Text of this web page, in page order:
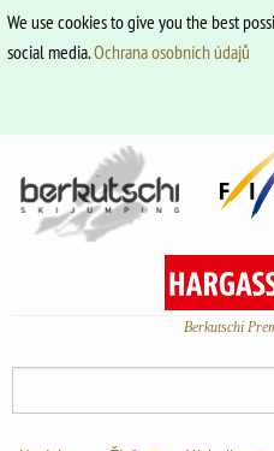
We use cookies to give you the best
social media.Ochrana osobních údajů
Berkutschi